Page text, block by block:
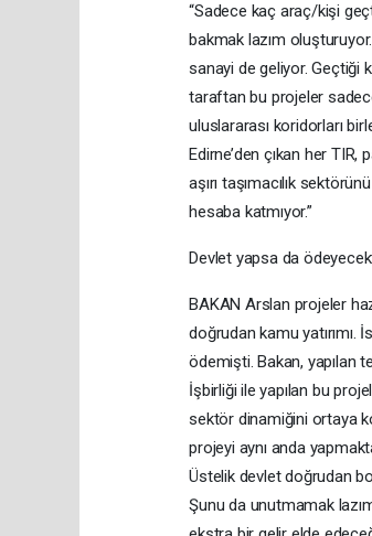
“Sadece kaç araç/kişi
bakmak lazım
sanayi de geliyor. Geçtiği
taraftan bu projeler
uluslararası koridorları
Edirne’den çıkan her
aşırı taşımacılık
hesaba katmıyor.”
Devlet yapsa da
BAKAN Arslan projeler
doğrudan kamu yatırımı.
ödemişti. Bakan, yapılan
İşbirliği ile yapılan bu
sektör dinamiğini ortaya
projeyi aynı anda
Üstelik devlet doğrudan
Şunu da unutmamak